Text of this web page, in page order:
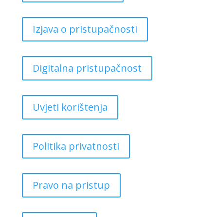
Izjava o pristupačnosti
Digitalna pristupačnost
Uvjeti korištenja
Politika privatnosti
Pravo na pristup